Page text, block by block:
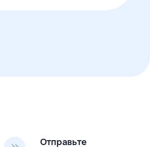
Отправьте